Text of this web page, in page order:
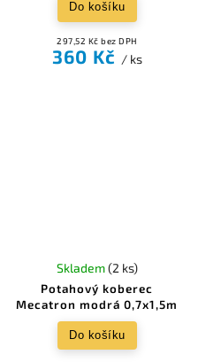
297,52 Kč bez DPH
360 Kč / ks
Do košíku
Potahový koberec
Mecatron modrá 0,7x1,5m
Skladem(2 ks)
Do košíku